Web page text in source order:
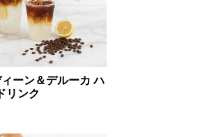
ーン＆デルーカ ハ
リンク